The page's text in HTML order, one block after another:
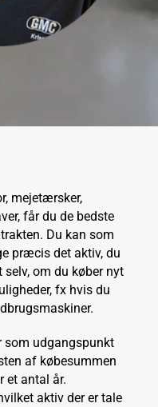
mejetærsker,
får du de bedste
Du kan som
præcis det aktiv, du
selv, om du køber nyt
fx hvis du
som udgangspunkt
af købesummen
et antal år.
aktiv der er tale